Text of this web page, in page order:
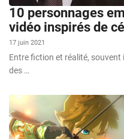
10 personnages
vidéo inspirés de
17 juin 2021
Entre fiction et réalité, souvent
des …